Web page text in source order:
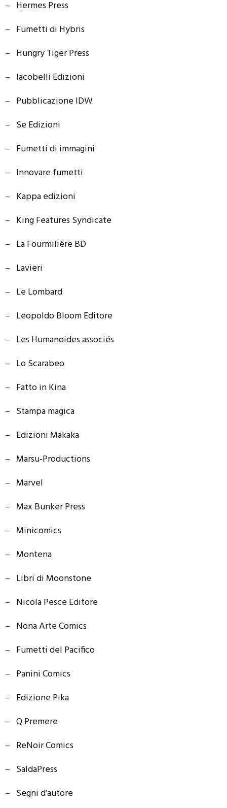
– Hermes Press
– Fumetti di Hybris
– Hungry Tiger Press
– Iacobelli Edizioni
– Pubblicazione IDW
– Se Edizioni
– Fumetti di immagini
– Innovare fumetti
– Kappa edizioni
– King Features Syndicate
– La Fourmilière BD
– Lavieri
– Le Lombard
– Leopoldo Bloom Editore
– Les Humanoides associés
– Lo Scarabeo
– Fatto in Kina
– Stampa magica
– Edizioni Makaka
– Marsu-Productions
– Marvel
– Max Bunker Press
– Minicomics
– Montena
– Libri di Moonstone
– Nicola Pesce Editore
– Nona Arte Comics
– Fumetti del Pacifico
– Panini Comics
– Edizione Pika
– Q Premere
– ReNoir Comics
– SaldaPress
– Segni d’autore